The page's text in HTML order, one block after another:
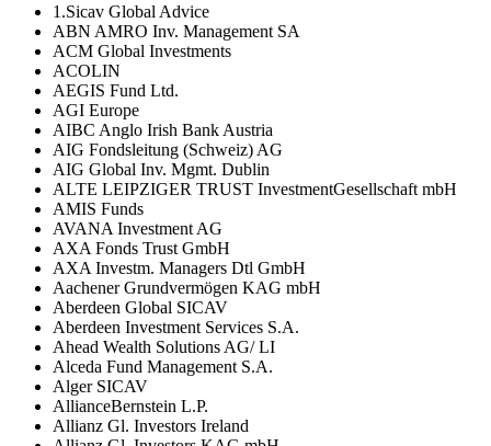
1.Sicav Global Advice
ABN AMRO Inv. Management SA
ACM Global Investments
ACOLIN
AEGIS Fund Ltd.
AGI Europe
AIBC Anglo Irish Bank Austria
AIG Fondsleitung (Schweiz) AG
AIG Global Inv. Mgmt. Dublin
ALTE LEIPZIGER TRUST InvestmentGesellschaft mbH
AMIS Funds
AVANA Investment AG
AXA Fonds Trust GmbH
AXA Investm. Managers Dtl GmbH
Aachener Grundvermögen KAG mbH
Aberdeen Global SICAV
Aberdeen Investment Services S.A.
Ahead Wealth Solutions AG/ LI
Alceda Fund Management S.A.
Alger SICAV
AllianceBernstein L.P.
Allianz Gl. Investors Ireland